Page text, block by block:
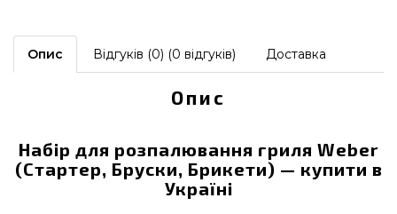
Опис Відгуків (0) (0 відгуків) Доставка
Опис
Набір для розпалювання гриля Weber
(Стартер, Бруски, Брикети) — купити в
Україні